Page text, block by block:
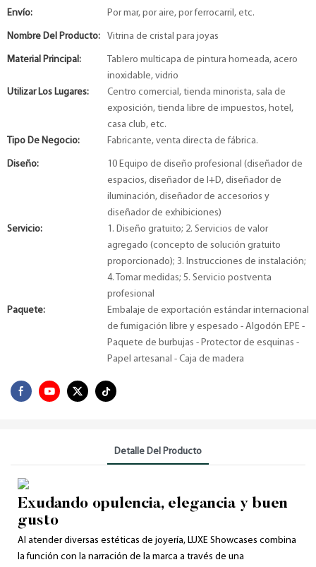
Envío: Por mar, por aire, por ferrocarril, etc.
Nombre Del Producto: Vitrina de cristal para joyas
Material Principal:
Tablero multicapa de pintura horneada, acero
inoxidable, vidrio
Utilizar Los Lugares:
Centro comercial, tienda minorista, sala de
exposición, tienda libre de impuestos, hotel,
casa club, etc.
Tipo De Negocio:
Fabricante, venta directa de fábrica.
Diseño:
10 Equipo de diseño profesional (diseñador de
espacios, diseñador de I+D, diseñador de
iluminación, diseñador de accesorios y
diseñador de exhibiciones)
Servicio:
1. Diseño gratuito; 2. Servicios de valor
agregado (concepto de solución gratuito
proporcionado); 3. Instrucciones de instalación;
4. Tomar medidas; 5. Servicio postventa
profesional
Paquete:
Embalaje de exportación estándar internacional
de fumigación libre y espesado - Algodón EPE -
Paquete de burbujas - Protector de esquinas -
Papel artesanal - Caja de madera
Detalle Del Producto
Exudando opulencia, elegancia y buen
gusto
Al atender diversas estéticas de joyería, LUXE Showcases combina
la función con la narración de la marca a través de una